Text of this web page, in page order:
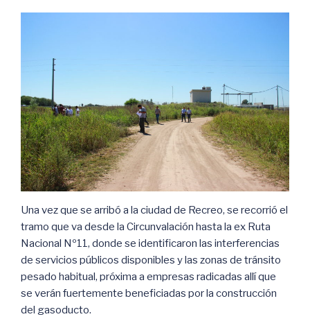
Una vez que se arribó a la ciudad de Recreo, se recorrió el
tramo que va desde la Circunvalación hasta la ex Ruta
Nacional Nº11, donde se identificaron las interferencias
de servicios públicos disponibles y las zonas de tránsito
pesado habitual, próxima a empresas radicadas allí que
se verán fuertemente beneficiadas por la construcción
del gasoducto.